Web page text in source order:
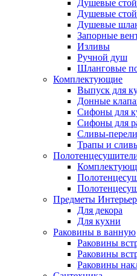
Душевые
Душевые
Душевые
Запорные
Изливы
Ручной душ
Шланговые
Комплектующие
Выпуск для
Донные
Сифоны для
Сифоны для
Сливы-
Трапы и
Предметы
Для декора
Для кухни
Раковины в ванную
Раковины
Раковины
Раковины